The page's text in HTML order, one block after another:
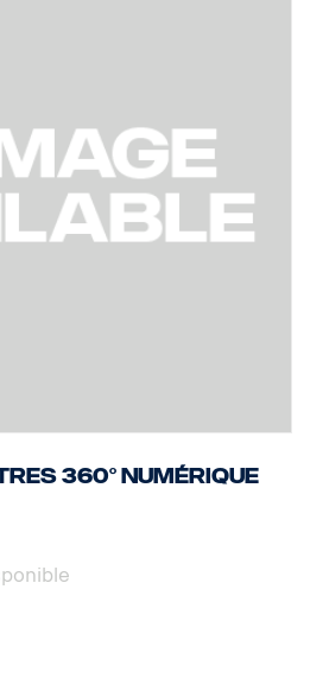
360° numérique